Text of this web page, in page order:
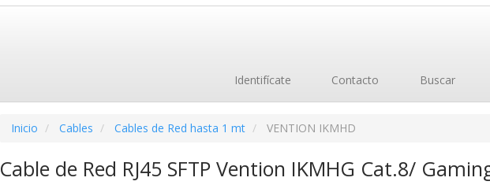
Identifícate Contacto Buscar
Inicio Cables Cables de Red hasta 1 mt VENTION IKMHD
Cable de Red RJ45 SFTP Vention IKMHG Cat.8/